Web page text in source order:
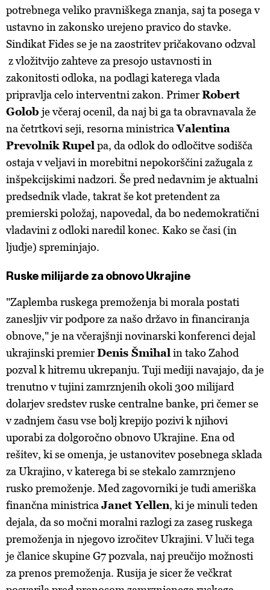
potrebnega veliko pravniškega znanja, saj ta posega v
ustavno in zakonsko urejeno pravico do stavke.
Sindikat Fides se je na zaostritev pričakovano odzval
z vložitvijo zahteveza presojo ustavnosti in
zakonitosti odloka, na podlagi katerega vlada
pripravlja celo interventni zakon. PrimerRobert
Golob je včeraj ocenil, da naj bi ga ta obravnavala že
na četrtkovi seji, resorna ministricaValentina
Prevolnik Rupel pa, da odlok do odločitve sodišča
ostaja v veljavi in morebitni nepokorščini zažugala z
inšpekcijskimi nadzori. Še pred nedavnim je aktualni
predsednik vlade, takrat še kot pretendent za
premierski položaj, napovedal, da bo nedemokratični
vladavini z odloki naredil konec. Kako se časi (in
ljudje) spreminjajo.
Ruske milijarde za obnovo Ukrajine
"Zaplemba ruskega premoženja bi morala postati
zanesljiv vir podpore za našo državo in financiranja
obnove," je na včerajšnji novinarski konferenci dejal
ukrajinski premierDenis Šmihal in tako Zahod
pozval k hitremu ukrepanju. Tuji mediji navajajo, da je
trenutno v tujini zamrznjenih okoli 300 milijard
dolarjev sredstev ruske centralne banke, pri čemer se
v zadnjem času vse bolj krepijo pozivi k njihovi
uporabi za dolgoročno obnovo Ukrajine. Ena od
rešitev, ki se omenja, je ustanovitev posebnega sklada
za Ukrajino, v katerega bi se stekalo zamrznjeno
rusko premoženje. Med zagovorniki je tudi ameriška
finančna ministrica Janet Yellen, ki je minuli teden
dejala, da so močni moralni razlogi za zaseg ruskega
premoženja in njegovo izročitev Ukrajini. V luči tega
je članice skupine G7 pozvala, naj preučijo možnosti
za prenos premoženja. Rusija je sicer že večkrat